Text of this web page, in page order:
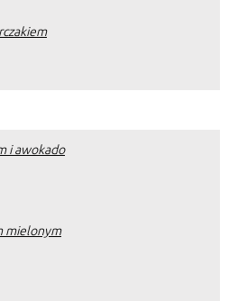
i awokado
mielonym